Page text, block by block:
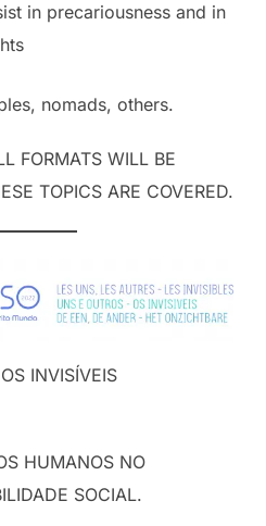
in precariousness and in
nomads, others.
FORMATS WILL BE
TOPICS ARE COVERED.
INVISÍVEIS
HUMANOS NO
SOCIAL.